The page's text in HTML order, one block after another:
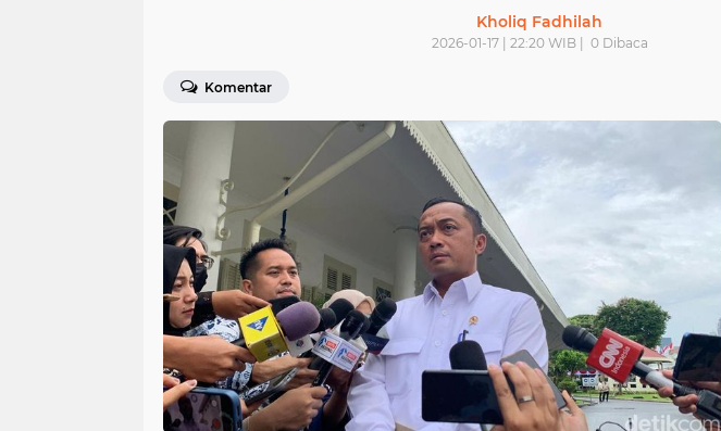
Kholiq Fadhilah
2026-01-17 | 22:20 WIB | 0Dibaca
Komentar